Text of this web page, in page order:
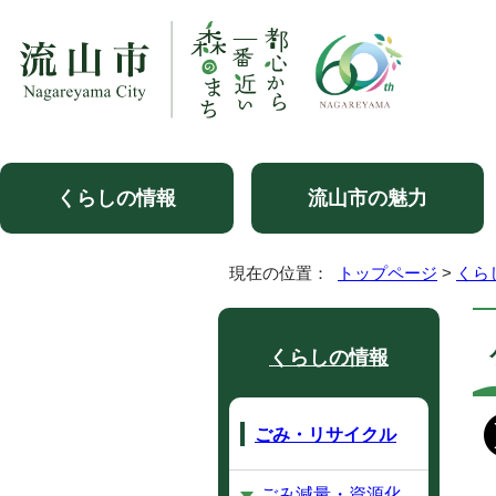
くらしの情報 流山市の魅力
現在の位置： トップページ > くら
くらしの情報
ごみ・リサイクル